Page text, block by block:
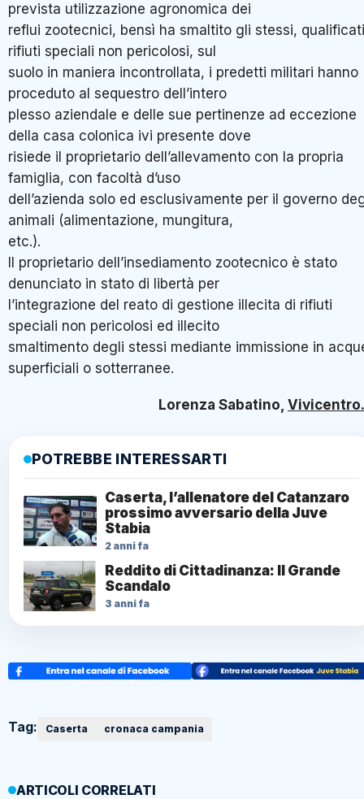
prevista utilizzazione agronomica dei
reflui zootecnici, bensì ha smaltito gli stessi, qualificati
rifiuti speciali non pericolosi, sul
suolo in maniera incontrollata, i predetti militari hanno
proceduto al sequestro dell’intero
plesso aziendale e delle sue pertinenze ad eccezione
della casa colonica ivi presente dove
risiede il proprietario dell’allevamento con la propria
famiglia, con facoltà d’uso
dell’azienda solo ed esclusivamente per il governo
animali (alimentazione, mungitura,
etc.).
Il proprietario dell’insediamento zootecnico è stato
denunciato in stato di libertà per
l’integrazione del reato di gestione illecita di rifiuti
speciali non pericolosi ed illecito
smaltimento degli stessi mediante immissione in
superficiali o sotterranee.
Lorenza Sabatino,
POTREBBE INTERESSARTI
Caserta, l’allenatore del Catanzaro
prossimo avversario della Juve
Stabia
2 anni fa
Reddito di Cittadinanza: Il Grande
Scandalo
3 anni fa
Tag: Caserta cronaca campania
ARTICOLI CORRELATI